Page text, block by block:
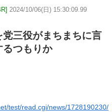
2024/10/06(日) 15:30:09.99
三役がまちまちに言
るつもりか
test/read.cgi/news/1728190230/